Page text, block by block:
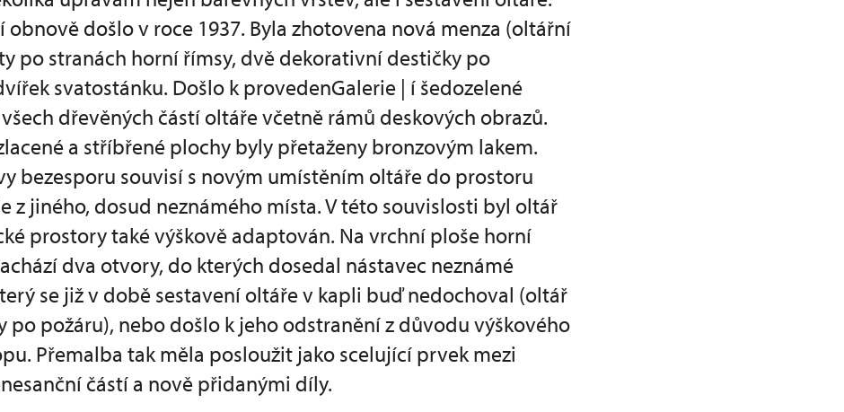
obnově došlo v roce 1937. Byla zhotovena nová menza (oltářní
po stranách horní římsy, dvě dekorativní destičky po
svatostánku. Došlo k provedenGalerie | í šedozelené
dřevěných částí oltáře včetně rámů deskových obrazů.
a stříbřené plochy byly přetaženy bronzovým lakem.
bezesporu souvisí s novým umístěním oltáře do prostoru
z jiného, dosud neznámého místa. V této souvislosti byl oltář
prostory také výškově adaptován. Na vrchní ploše horní
dva otvory, do kterých dosedal nástavec neznámé
se již v době sestavení oltáře v kapli buď nedochoval (oltář
po požáru), nebo došlo k jeho odstranění z důvodu výškového
Přemalba tak měla posloužit jako scelující prvek mezi
částí a nově přidanými díly.